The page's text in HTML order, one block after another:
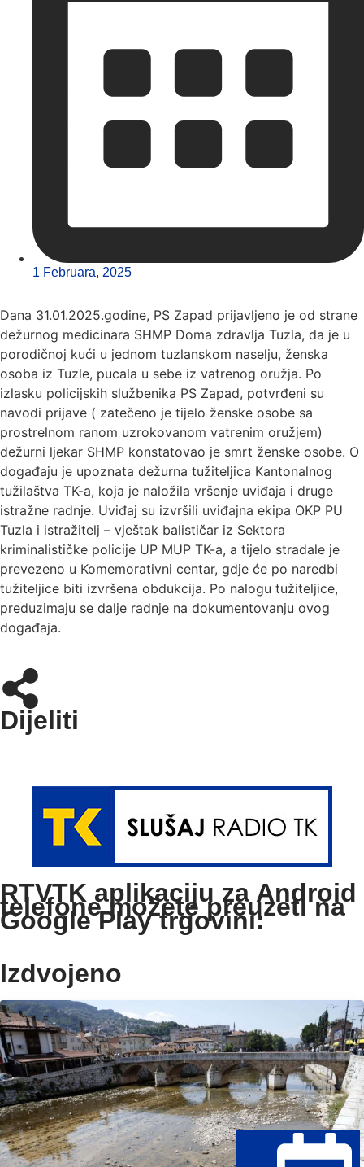
1 Februara, 2025
Dana 31.01.2025.godine, PS Zapad prijavljeno je od strane
dežurnog medicinara SHMP Doma zdravlja Tuzla, da je u
porodičnoj kući u jednom tuzlanskom naselju, ženska
osoba iz Tuzle, pucala u sebe iz vatrenog oružja. Po
izlasku policijskih službenika PS Zapad, potvrđeni su
navodi prijave ( zatečeno je tijelo ženske osobe sa
prostrelnom ranom uzrokovanom vatrenim oružjem)
dežurni ljekar SHMP konstatovao je smrt ženske osobe. O
događaju je upoznata dežurna tužiteljica Kantonalnog
tužilaštva TK-a, koja je naložila vršenje uviđaja i druge
istražne radnje. Uviđaj su izvršili uviđajna ekipa OKP PU
Tuzla i istražitelj – vještak balističar iz Sektora
kriminalističke policije UP MUP TK-a, a tijelo stradale je
prevezeno u Komemorativni centar, gdje će po naredbi
tužiteljice biti izvršena obdukcija. Po nalogu tužiteljice,
preduzimaju se dalje radnje na dokumentovanju ovog
događaja.
Dijeliti
RTVTK aplikaciju za Android
telefone možete preuzeti na
Google Play trgovini:
Izdvojeno